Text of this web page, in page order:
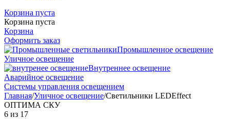
Корзина пуста
Корзина пуста
Корзина
Оформить заказ
Промышленное освещение
Уличное освещение
Внутреннее освещение
Аварийное освещение
Системы управления освещением
Главная/Уличное освещение/Светильники LEDEffect
ОПТИМА СКУ
6 из 17